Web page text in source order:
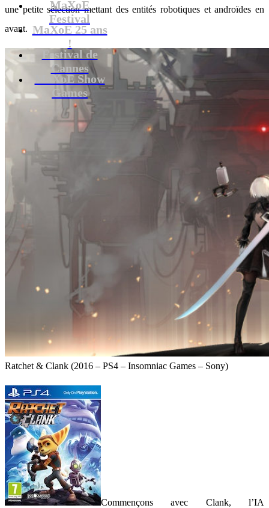
MaXoE
Festival
MaXoE 25 ans
!
Festival de
Cannes
MaXoE Show
Games
une petite sélection mettant des entités robotiques et androïdes en
avant.
Ratchet & Clank (2016 – PS4 – Insomniac Games – Sony)
Commençons avec Clank, l’IA